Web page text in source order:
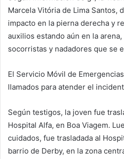
Marcela Vitória de Lima Santos,
impacto en la pierna derecha y
auxilios estando aún en la
socorristas y nadadores que se
El Servicio Móvil de
llamados para atender el
Según testigos, la joven fue
Hospital Alfa, en Boa Viagem.
cuidados, fue trasladada al
barrio de Derby, en la zona